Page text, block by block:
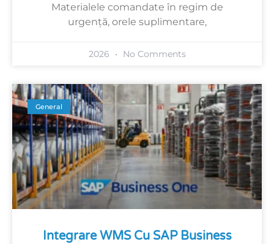
Materialele comandate în regim de
urgență, orele suplimentare,
2026 No Comments
General
Integrare WMS Cu SAP Business